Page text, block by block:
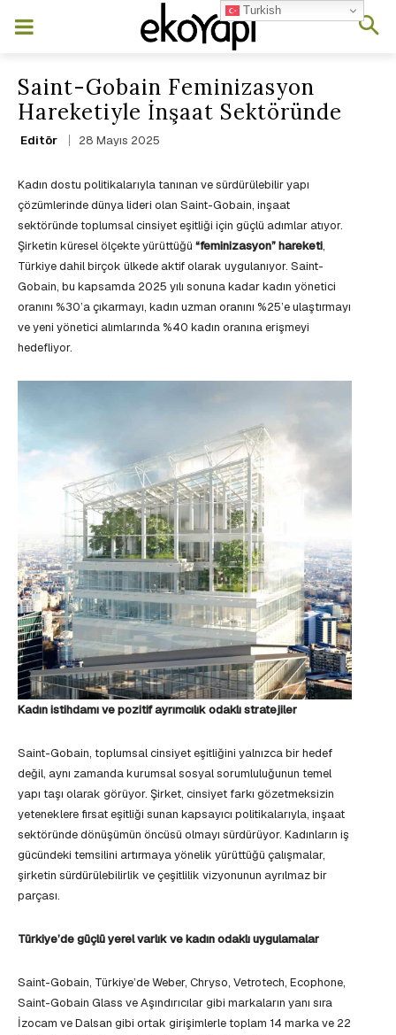
Saint-Gobain Feminizasyon
Hareketiyle İnşaat Sektöründe
Editör 28 Mayıs 2025
Kadın dostu politikalarıyla tanınan ve sürdürülebilir yapı
çözümlerinde dünya lideri olan Saint-Gobain, inşaat
sektöründe toplumsal cinsiyet eşitliği için güçlü adımlar atıyor.
Şirketin küresel ölçekte yürüttüğü “feminizasyon” hareketi,
Türkiye dahil birçok ülkede aktif olarak uygulanıyor. Saint-
Gobain, bu kapsamda 2025 yılı sonuna kadar kadın yönetici
oranını %30’a çıkarmayı, kadın uzman oranını %25’e ulaştırmayı
ve yeni yönetici alımlarında %40 kadın oranına erişmeyi
hedefliyor.
Kadın istihdamı ve pozitif ayrımcılık odaklı stratejiler
Saint-Gobain, toplumsal cinsiyet eşitliğini yalnızca bir hedef
değil, aynı zamanda kurumsal sosyal sorumluluğunun temel
yapı taşı olarak görüyor. Şirket, cinsiyet farkı gözetmeksizin
yeteneklere fırsat eşitliği sunan kapsayıcı politikalarıyla, inşaat
sektöründe dönüşümün öncüsü olmayı sürdürüyor. Kadınların iş
gücündeki temsilini artırmaya yönelik yürüttüğü çalışmalar,
şirketin sürdürülebilirlik ve çeşitlilik vizyonunun ayrılmaz bir
parçası.
Türkiye’de güçlü yerel varlık ve kadın odaklı uygulamalar
Saint-Gobain, Türkiye’de Weber, Chryso, Vetrotech, Ecophone,
Saint-Gobain Glass ve Aşındırıcılar gibi markaların yanı sıra
İzocam ve Dalsan gibi ortak girişimlerle toplam 14 marka ve 22
Turkish